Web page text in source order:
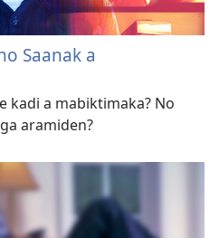
Saanak a
kadi a mabiktimaka? No
aramiden?